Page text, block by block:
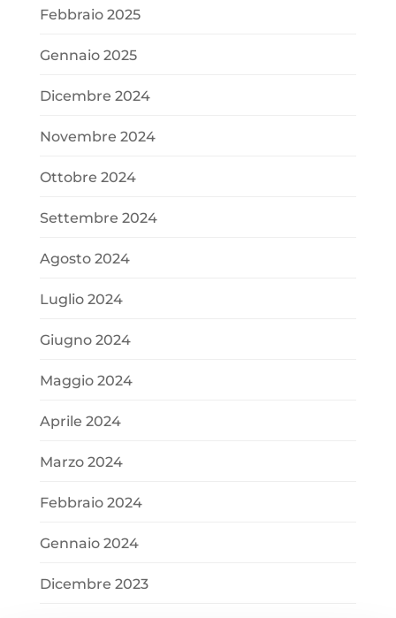
Febbraio 2025
Gennaio 2025
Dicembre 2024
Novembre 2024
Ottobre 2024
Settembre 2024
Agosto 2024
Luglio 2024
Giugno 2024
Maggio 2024
Aprile 2024
Marzo 2024
Febbraio 2024
Gennaio 2024
Dicembre 2023